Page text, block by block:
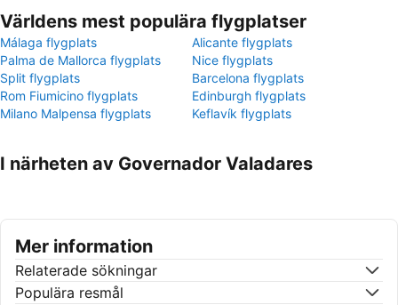
Världens mest populära flygplatser
Málaga flygplats
Alicante flygplats
Palma de Mallorca flygplats
Nice flygplats
Split flygplats
Barcelona flygplats
Rom Fiumicino flygplats
Edinburgh flygplats
Milano Malpensa flygplats
Keflavík flygplats
I närheten av Governador Valadares
Mer information
Relaterade sökningar
Populära resmål